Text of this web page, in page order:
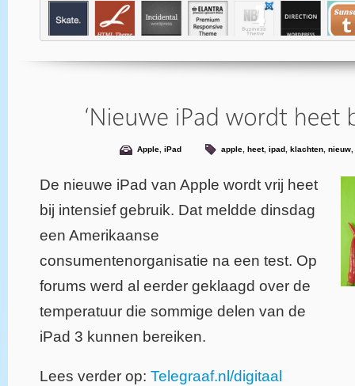
Apple, iPad apple, heet, ipad, klachten, nieuw,
De nieuwe iPad van Apple wordt vrij heet
bij intensief gebruik. Dat meldde dinsdag
een Amerikaanse
consumentenorganisatie na een test. Op
forums werd al eerder geklaagd over de
temperatuur die sommige delen van de
iPad 3 kunnen bereiken.
Lees verder op: Telegraaf.nl/digitaal